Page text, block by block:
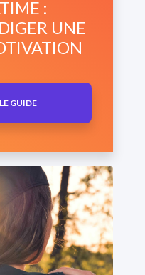
:
UNE
GUIDE